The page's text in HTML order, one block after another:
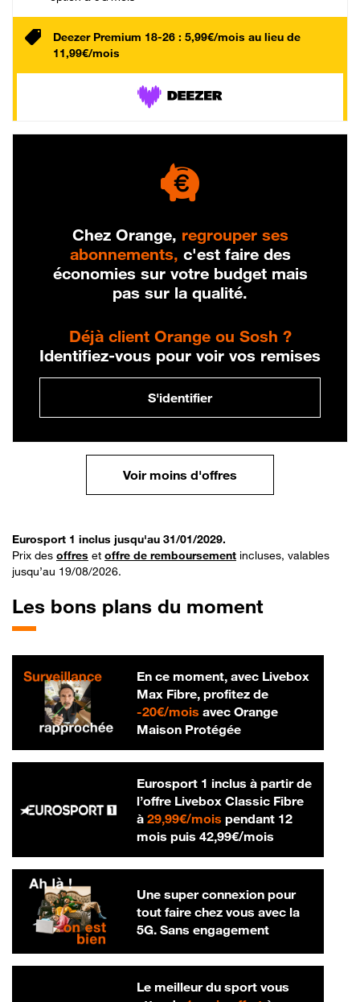
Deezer Premium 18-26 : 5,99€/mois au lieu de
11,99€/mois
Chez Orange, regrouper ses
abonnements, c'est faire des
économies sur votre budget mais
pas sur la qualité.
Déjà client Orange ou Sosh ?
Identifiez-vous pour voir vos remises
S'identifier
Voir moins d'offres
Eurosport 1 inclus jusqu'au 31/01/2029.
Prix des offres et offre de remboursement incluses, valables
jusqu’au 19/08/2026.
Les bons plans du moment
En ce moment, avec Livebox
Max Fibre, profitez de
-20€/mois20 € par mois
avec Orange
Maison Protégée
Eurosport 1 inclus à partir de
l’offre Livebox Classic Fibre
à 29,99€/mois29,99 € par mois
pendant 12
mois puis 42,99€/mois42,99 € par
Une super connexion pour
tout faire chez vous avec la
5G. Sans engagement
Le meilleur du sport vous